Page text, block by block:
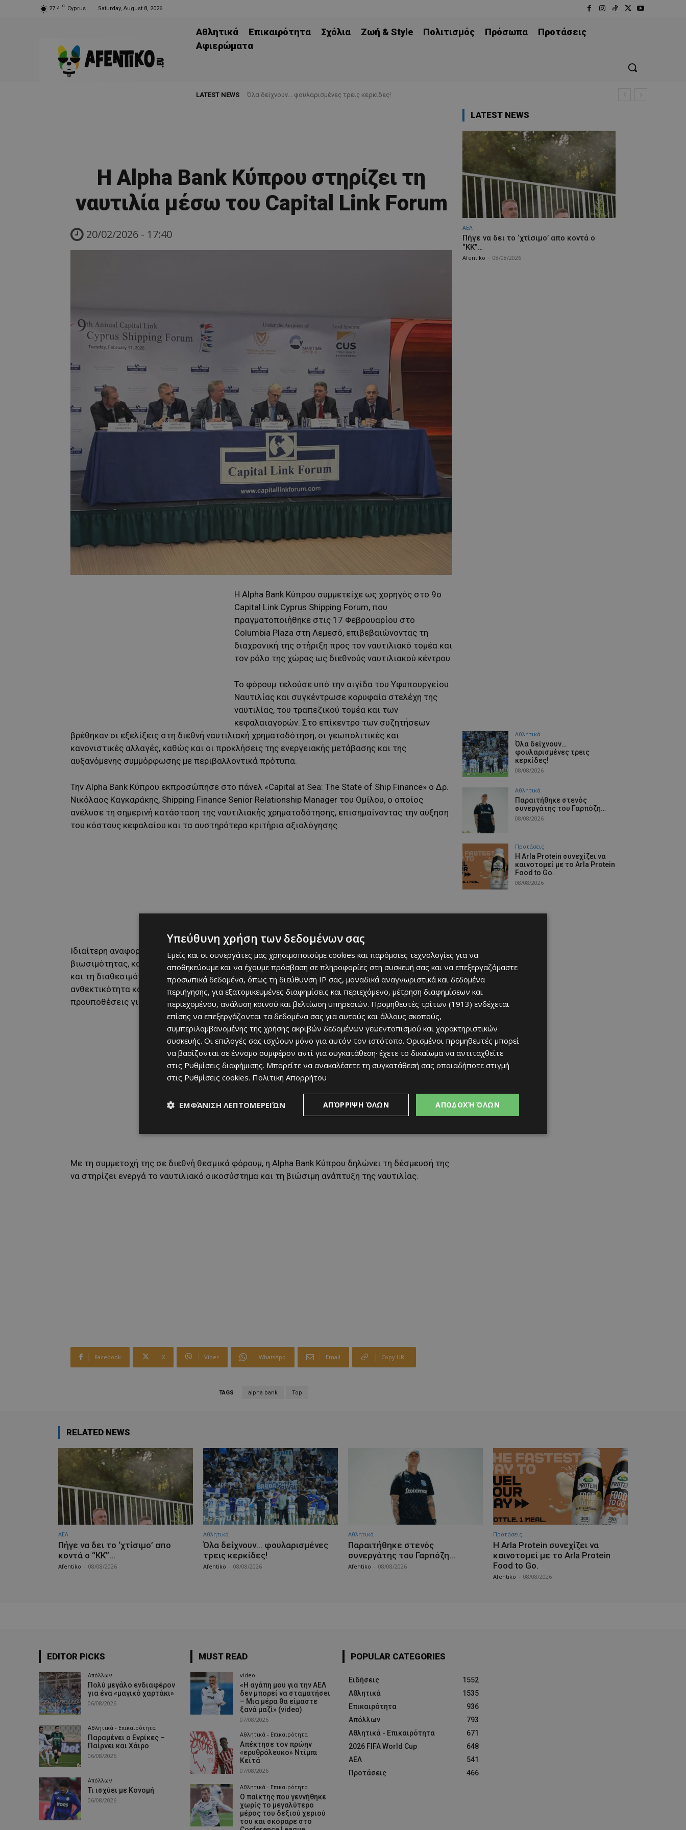
27.4 C Cyprus Saturday, August 8, 2026
Αθλητικά Επικαιρότητα Σχόλια Ζωή & Style Πολιτισμός Πρόσωπα
Προτάσεις
Aφιερώματα
LATEST NEWS Όλα δείχνουν… φουλαρισμένες τρεις κερκίδες!
Η Alpha Bank Κύπρου στηρίζει τη
ναυτιλία μέσω του Capital Link Forum
20/02/2026 - 17:40
Η Alpha Bank Κύπρου συμμετείχε ως χορηγός στο 9ο
Capital Link Cyprus Shipping Forum, που
πραγματοποιήθηκε στις 17 Φεβρουαρίου στο
Columbia Plaza στη Λεμεσό, επιβεβαιώνοντας τη
διαχρονική της στήριξη προς τον ναυτιλιακό τομέα και
τον ρόλο της χώρας ως διεθνούς ναυτιλιακού κέντρου.
Το φόρουμ τελούσε υπό την αιγίδα του Υφυπουργείου
Ναυτιλίας και συγκέντρωσε κορυφαία στελέχη της
ναυτιλίας, του τραπεζικού τομέα και των
κεφαλαιαγορών. Στο επίκεντρο των συζητήσεων
βρέθηκαν οι εξελίξεις στη διεθνή ναυτιλιακή χρηματοδότηση, οι γεωπολιτικές και
κανονιστικές αλλαγές, καθώς και οι προκλήσεις της ενεργειακής μετάβασης και της
αυξανόμενης συμμόρφωσης με περιβαλλοντικά πρότυπα.
Την Alpha Bank Κύπρου εκπροσώπησε στο πάνελ «Capital at Sea: The State of Ship Finance» ο Δρ.
Νικόλαος Καγκαράκης, Shipping Finance Senior Relationship Manager του Ομίλου, ο οποίος
ανέλυσε τη σημερινή κατάσταση της ναυτιλιακής χρηματοδότησης, επισημαίνοντας την αύξηση
του κόστους κεφαλαίου και τα αυστηρότερα κριτήρια αξιολόγησης.
Ιδιαίτερη αναφορά έγινε στη σημασία των χρηματοδοτήσεων που συνδέονται με δείκτες
βιωσιμότητας, καθώς η συμμόρφωση με τα περιβαλλοντικά πρότυπα επηρεάζει πλέον τη δομή
και τη διαθεσιμότητα κεφαλαίων. Παράλληλα, υπογραμμίστηκε ότι η ποιότητα του στόλου, η
ανθεκτικότητα και η στρατηγική προσαρμοστικότητα των εταιρειών αποτελούν βασικές
προϋποθέσεις για πρόσβαση σε χρηματοδότηση.
Με τη συμμετοχή της σε διεθνή θεσμικά φόρουμ, η Alpha Bank Κύπρου δηλώνει τη δέσμευσή της
να στηρίζει ενεργά το ναυτιλιακό οικοσύστημα και τη βιώσιμη ανάπτυξη της ναυτιλίας.
Facebook X Viber WhatsApp Email Copy URL
TAGS alpha bank Top
LATEST NEWS
ΑΕΛ
Πήγε να δει το ‘χτίσιμο’ απο κοντά ο
“ΚΚ”…
Afentiko 08/08/2026
Αθλητικά
Όλα δείχνουν…
φουλαρισμένες τρεις
κερκίδες!
08/08/2026
Αθλητικά
Παραιτήθηκε στενός
συνεργάτης του Γαρπόζη…
08/08/2026
Προτάσεις
Η Arla Protein συνεχίζει να
καινοτομεί με το Arla Protein
Food to Go.
08/08/2026
RELATED NEWS
ΑΕΛ
Πήγε να δει το ‘χτίσιμο’ απο
κοντά ο “ΚΚ”…
Afentiko 08/08/2026
Αθλητικά
Όλα δείχνουν… φουλαρισμένες
τρεις κερκίδες!
Afentiko 08/08/2026
Αθλητικά
Παραιτήθηκε στενός
συνεργάτης του Γαρπόζη…
Afentiko 08/08/2026
Προτάσεις
Η Arla Protein συνεχίζει να
καινοτομεί με το Arla Protein
Food to Go.
Afentiko 08/08/2026
EDITOR PICKS
Απόλλων
Πολύ μεγάλο ενδιαφέρον
για ένα «μαγικό χαρτάκι»
06/08/2026
Αθλητικά - Επικαιρότητα
Παραμένει ο Ενρίκες –
Παίρνει και Χάιρο
06/08/2026
Απόλλων
Τι ισχύει με Κονομή
06/08/2026
MUST READ
video
«Η αγάπη μου για την ΑΕΛ
δεν μπορεί να σταματήσει
– Μια μέρα θα είμαστε
ξανά μαζί» (video)
07/08/2026
Αθλητικά - Επικαιρότητα
Απέκτησε τον πρώην
«ερυθρόλευκο» Ντίμπι
Κεϊτά
07/08/2026
Αθλητικά - Επικαιρότητα
Ο παίκτης που γεννήθηκε
χωρίς το μεγαλύτερο
μέρος του δεξιού χεριού
του και σκόραρε στο
POPULAR CATEGORIES
Ειδήσεις
1552
Αθλητικά
1535
Επικαιρότητα
936
Απόλλων
793
Αθλητικά - Επικαιρότητα
671
2026 FIFA World Cup
648
ΑΕΛ
541
Προτάσεις
466
Υπεύθυνη χρήση των δεδομένων σας
Εμείς και οι συνεργάτες μας χρησιμοποιούμε cookies και παρόμοιες τεχνολογίες για να
αποθηκεύουμε και να έχουμε πρόσβαση σε πληροφορίες στη συσκευή σας και να επεξεργαζόμαστε
προσωπικά δεδομένα, όπως τη διεύθυνση IP σας, μοναδικά αναγνωριστικά και δεδομένα
περιήγησης, για εξατομικευμένες διαφημίσεις και περιεχόμενο, μέτρηση διαφημίσεων και
περιεχομένου, ανάλυση κοινού και βελτίωση υπηρεσιών. Προμηθευτές τρίτων (1913) ενδέχεται
επίσης να επεξεργάζονται τα δεδομένα σας για αυτούς και άλλους σκοπούς,
συμπεριλαμβανομένης της χρήσης ακριβών δεδομένων γεωεντοπισμού και χαρακτηριστικών
συσκευής. Οι επιλογές σας ισχύουν μόνο για αυτόν τον ιστότοπο. Ορισμένοι προμηθευτές μπορεί
να βασίζονται σε έννομο συμφέρον αντί για συγκατάθεση· έχετε το δικαίωμα να αντιταχθείτε
στις Ρυθμίσεις διαφήμισης. Μπορείτε να ανακαλέσετε τη συγκατάθεσή σας οποιαδήποτε στιγμή
στις Ρυθμίσεις cookies. Πολιτική Απορρήτου
ΑΠΟΔΟΧΉ ΌΛΩΝ
ΑΠΌΡΡΙΨΗ ΌΛΩΝ
ΕΜΦΆΝΙΣΗ ΛΕΠΤΟΜΕΡΕΙΏΝ